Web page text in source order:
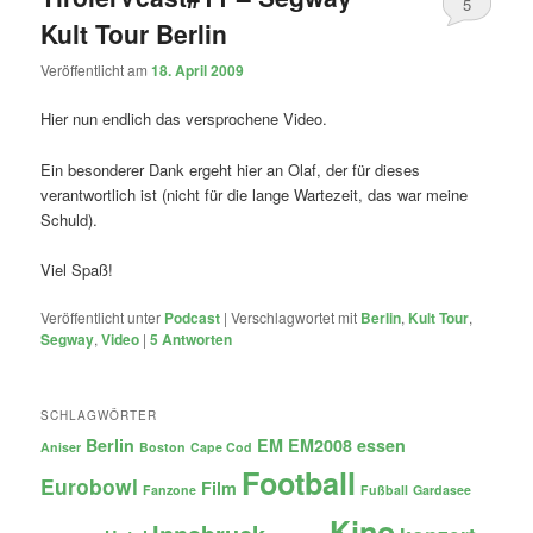
Kult Tour Berlin
Veröffentlicht am18. April 2009
5
Hier nun endlich das versprochene Video.
Ein besonderer Dank ergeht hier an Olaf, der für dieses
verantwortlich ist (nicht für die lange Wartezeit, das war meine
Schuld).
Viel Spaß!
Veröffentlicht unter Podcast |Verschlagwortet mit Berlin, Kult Tour,
Segway,Video |5 Antworten
SCHLAGWÖRTER
Aniser Berlin Boston Cape Cod EM EM2008 essen
Eurobowl Fanzone Film Football Fußball Gardasee